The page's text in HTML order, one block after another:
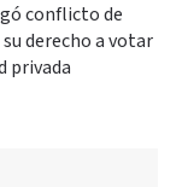
conflicto de
derecho a votar
privada